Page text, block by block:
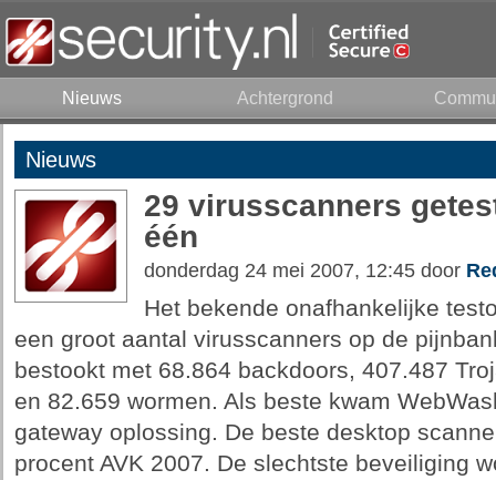
Nieuws Achtergrond
Nieuws
29 virusscanners
één
donderdag 24 mei 2007, 12:45 door
Het bekende onafhankelijke
een groot aantal virusscanners op de
bestookt met 68.864 backdoors, 407.487
en 82.659 wormen. Als beste kwam
gateway oplossing. De beste desktop
procent AVK 2007. De slechtste beveiliging